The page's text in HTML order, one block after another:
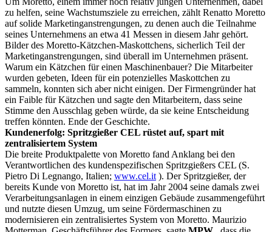
zu helfen, seine Wachstumsziele zu erreichen, zählt Renatto Moretto
auf solide Marketinganstrengungen, zu denen auch die Teilnahme
seines Unternehmens an etwa 41 Messen in diesem Jahr gehört.
Bilder des Moretto-Kätzchen-Maskottchens, sicherlich Teil der
Marketinganstrengungen, sind überall im Unternehmen präsent.
Warum ein Kätzchen für einen Maschinenbauer? Die Mitarbeiter
wurden gebeten, Ideen für ein potenzielles Maskottchen zu
sammeln, konnten sich aber nicht einigen. Der Firmengründer hat
ein Faible für Kätzchen und sagte den Mitarbeitern, dass seine
Stimme den Ausschlag geben würde, da sie keine Entscheidung
treffen könnten. Ende der Geschichte.
Kundenerfolg: Spritzgießer CEL rüstet auf, spart mit
zentralisiertem System
Die breite Produktpalette von Moretto fand Anklang bei den
Verantwortlichen des kundenspezifischen Spritzgießers CEL (S.
Pietro Di Legnango, Italien; www.cel.it ). Der Spritzgießer, der
bereits Kunde von Moretto ist, hat im Jahr 2004 seine damals zwei
Verarbeitungsanlagen in einem einzigen Gebäude zusammengeführt
und nutzte diesen Umzug, um seine Fördermaschinen zu
modernisieren ein zentralisiertes System von Moretto. Maurizio